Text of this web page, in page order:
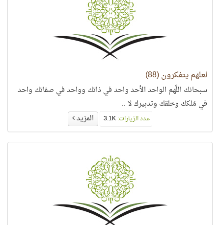
لعلهم يتفكرون (88)
سبحانك اللَّهم الواحد الأحد واحد في ذاتك وواحد في صفاتك واحد
في مُلكك وخلقك وتدبيرك لا ..
عدد الزيارات: المزيد